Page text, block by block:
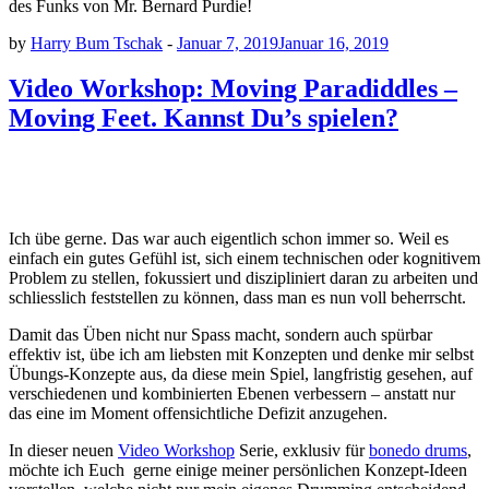
des Funks von Mr. Bernard Purdie!
by Harry Bum Tschak - Januar 7, 2019Januar 16, 2019
Video Workshop: Moving Paradiddles –
Moving Feet. Kannst Du’s spielen?
Ich übe gerne. Das war auch eigentlich schon immer so. Weil es
einfach ein gutes Gefühl ist, sich einem technischen oder kognitivem
Problem zu stellen, fokussiert und diszipliniert daran zu arbeiten und
schliesslich feststellen zu können, dass man es nun voll beherrscht.
Damit das Üben nicht nur Spass macht, sondern auch spürbar
effektiv ist, übe ich am liebsten mit Konzepten und denke mir selbst
Übungs-Konzepte aus, da diese mein Spiel, langfristig gesehen, auf
verschiedenen und kombinierten Ebenen verbessern – anstatt nur
das eine im Moment offensichtliche Defizit anzugehen.
In dieser neuen Video Workshop Serie, exklusiv fürbonedo drums,
möchte ich Euch gerne einige meiner persönlichen Konzept-Ideen